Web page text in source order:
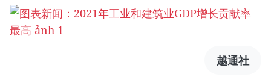
越通社